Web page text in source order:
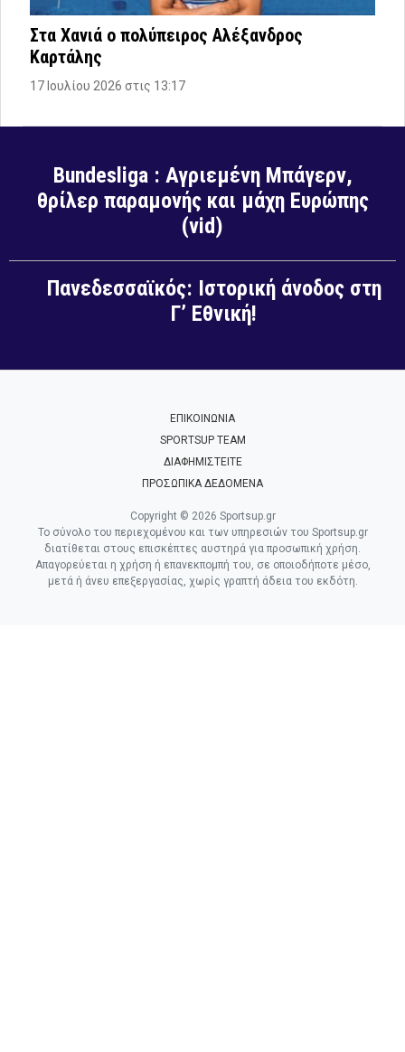
Στα Χανιά ο πολύπειρος Αλέξανδρος
Καρτάλης
17 Ιουλίου 2026 στις 13:17
Bundesliga : Αγριεμένη Μπάγερν,
θρίλερ παραμονής και μάχη Ευρώπης
(vid)
Πανεδεσσαϊκός: Ιστορική άνοδος στη
Γ’ Εθνική!
ΕΠΙΚΟΙΝΩΝΙΑ
SPORTSUP TEAM
ΔΙΑΦΗΜΙΣΤΕΙΤΕ
ΠΡΟΣΩΠΙΚΑ ΔΕΔΟΜΕΝΑ
Copyright © 2026 Sportsup.gr
Το σύνολο του περιεχομένου και των υπηρεσιών του Sportsup.gr
διατίθεται στους επισκέπτες αυστηρά για προσωπική χρήση.
Απαγορεύεται η χρήση ή επανεκπομπή του, σε οποιοδήποτε μέσο,
μετά ή άνευ επεξεργασίας, χωρίς γραπτή άδεια του εκδότη.